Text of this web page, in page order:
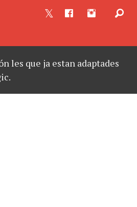
les que ja estan adaptades